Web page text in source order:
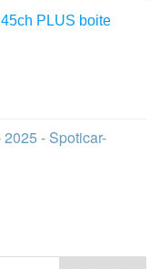
PLUS boite
- Spoticar-